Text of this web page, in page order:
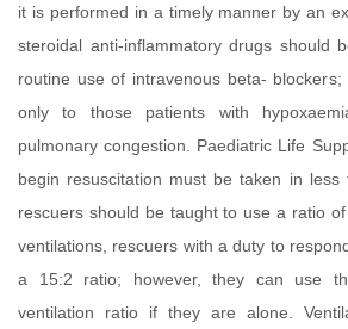
it is performed in a timely manner by an
steroidal anti-inflammatory drugs should
routine use of intravenous beta-
only to those patients with
pulmonary congestion. Paediatric Life
begin resuscitation must be taken in
rescuers should be taught to use a ratio
ventilations, rescuers with a duty to
a 15:2 ratio; however, they can use
ventilation ratio if they are alone.